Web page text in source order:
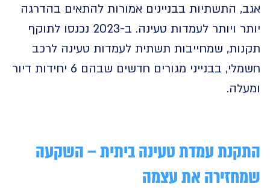
התשתיות בבניינים אמורות להתאים בהדרגה
יותר ויותר לעמדות טעינה. ב-2023 נכנסו לתוקף
שמחייבות תשתית לעמדות טעינה לרכב
חשמלי, בבנייני מגורים חדשים שבהם 6 יחידות דיור
עמדת טעינה ביתית – השקעה
את עצמה